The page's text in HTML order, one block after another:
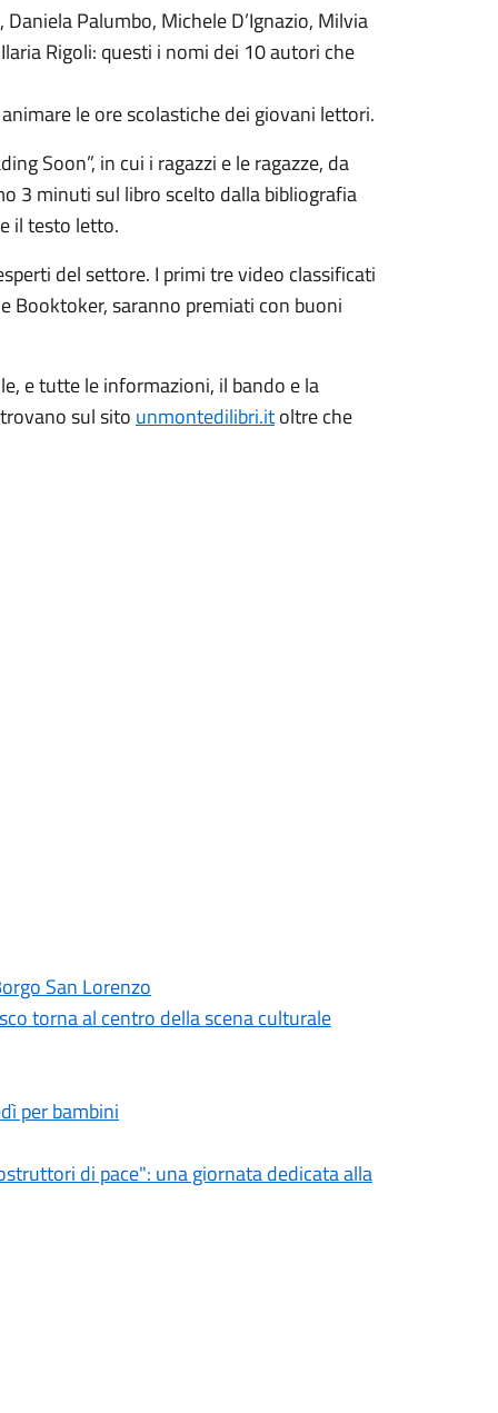
Palumbo, Michele D’Ignazio, Milvia
Rigoli: questi i nomi dei 10 autori che
le ore scolastiche dei giovani lettori.
Soon”, in cui i ragazzi e le ragazze, da
3 minuti sul libro scelto dalla bibliografia
il testo letto.
del settore. I primi tre video classificati
Booktoker, saranno premiati con buoni
e tutte le informazioni, il bando e la
sul sito unmontedilibri.itoltre che
San Lorenzo
torna al centro della scena culturale
per bambini
di pace": una giornata dedicata alla